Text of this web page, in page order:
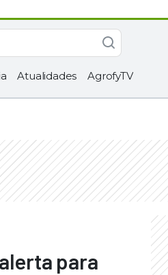
Atualidades AgrofyTV
para